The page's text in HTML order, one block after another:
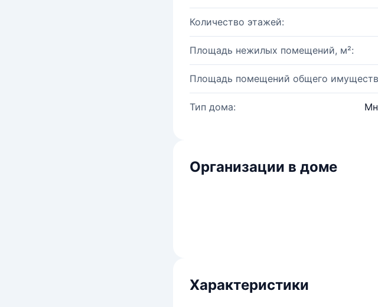
Количество этажей:
Площадь нежилых помещений, м²:
Площадь помещений общего
Тип дома:
Организации в доме
Характеристики